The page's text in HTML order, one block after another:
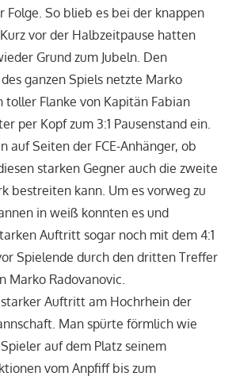
So blieb es bei der knappen
Kurz vor der Halbzeitpause hatten
Grund zum Jubeln. Den
ganzen Spiels netzte Marko
toller Flanke von Kapitän Fabian
per Kopf zum 3:1 Pausenstand ein.
auf Seiten der FCE-Anhänger, ob
starken Gegner auch die zweite
bestreiten kann. Um es vorweg zu
in weiß konnten es und
Auftritt sogar noch mit dem 4:1
Spielende durch den dritten Treffer
Marko Radovanovic.
Auftritt am Hochrhein der
Man spürte förmlich wie
auf dem Platz seinem
vom Anpfiff bis zum